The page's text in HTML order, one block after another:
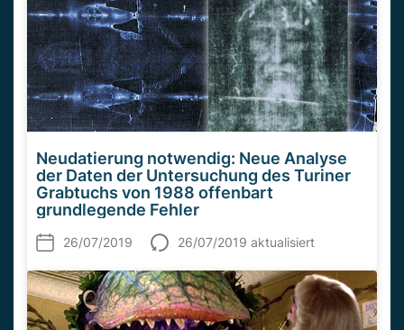
Neudatierung notwendig: Neue Analyse
der Daten der Untersuchung des Turiner
Grabtuchs von 1988 offenbart
grundlegende Fehler
26/07/2019 26/07/2019 aktualisiert